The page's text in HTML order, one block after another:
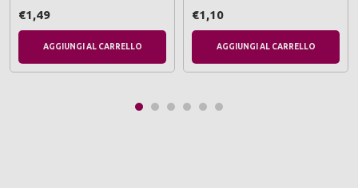
€1,49
AGGIUNGI AL CARRELLO
€1,10
AGGIUNGI AL CARRELLO